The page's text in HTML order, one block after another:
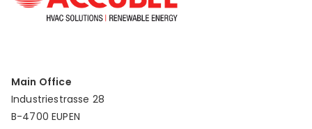
Main Office
Industriestrasse 28
B-4700 EUPEN